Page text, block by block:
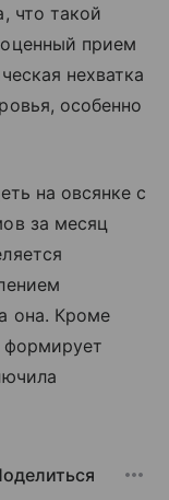
что такой
прием
нехватка
особенно
на овсянке с
за месяц
она. Кроме
формирует